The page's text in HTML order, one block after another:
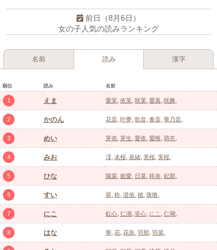
前日（8月6日）
女の子人気の読みランキング
名前 読み 漢字
順位 読み 名前
1 えま 愛茉 依茉 咲茉 愛真 咲舞
2 かのん 花音 叶夢 歌音 奏音 華乃音
3 めい 芽依 芽生 愛依 愛唯 萌衣
4 みお 澪 未桜 泉緒 美桜 実桜
5 ひな 陽菜 姫愛 日菜 柊奈 妃那
6 すい 翠 粋 澄依 穂 珠唯
7 にこ 虹心 仁湖 笑心 にこ 仁瑚
8 はな 華 花 花奈 羽那 羽菜